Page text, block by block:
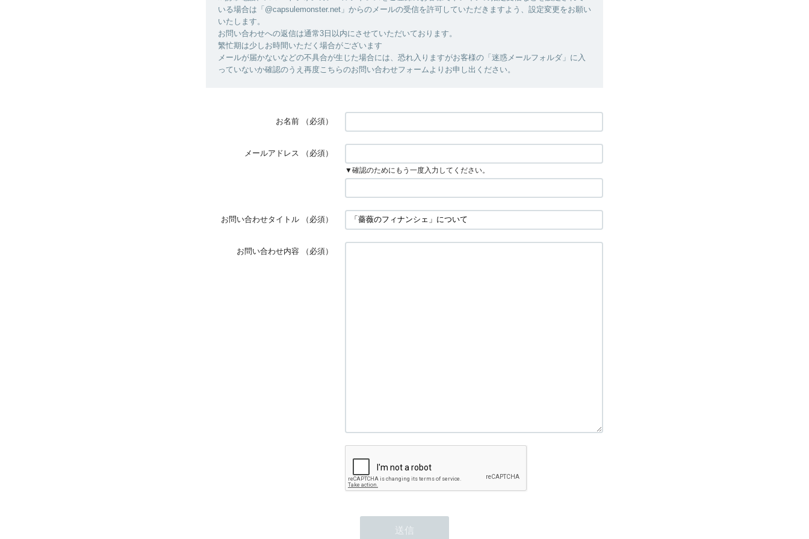
いる場合は「@capsulemonster.net」からのメールの受信を許可していただきますよう、設定変更をお願い
いたします。
お問い合わせへの返信は通常3日以内にさせていただいております。
繁忙期は少しお時間いただく場合がございます
メールが届かないなどの不具合が生じた場合には、恐れ入りますがお客様の「迷惑メールフォルダ」に入
っていないか確認のうえ再度こちらのお問い合わせフォームよりお申し出ください。
お名前 （必須）
メールアドレス （必須）
▼確認のためにもう一度入力してください。
お問い合わせタイトル （必須）
お問い合わせ内容 （必須）